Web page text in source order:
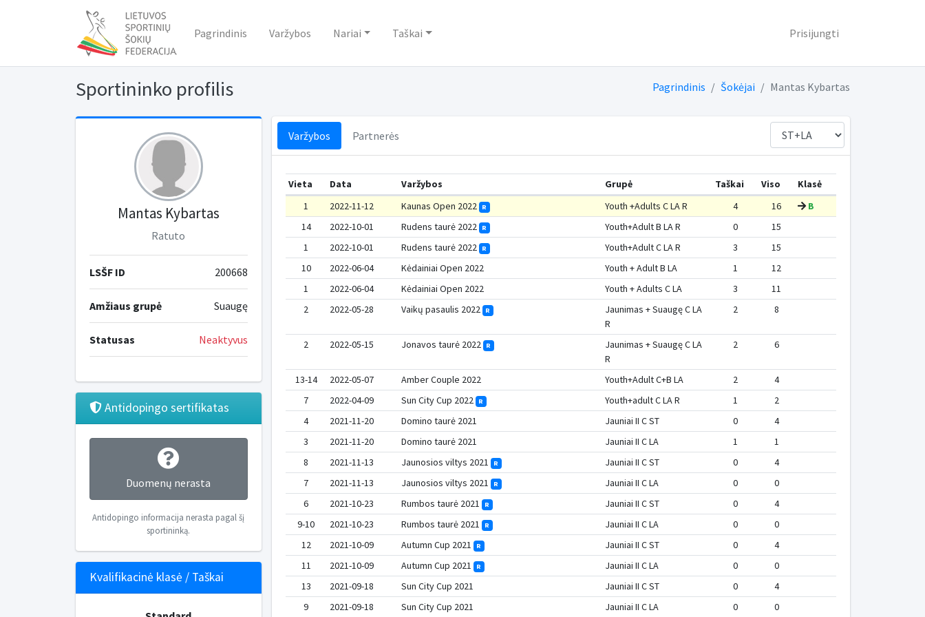
Pagrindinis Varžybos Nariai Taškai Prisijungti
Sportininko profilis Pagrindinis Šokėjai Mantas Kybartas
Mantas Kybartas
Ratuto
LSŠF ID 200668
Amžiaus grupė Suaugę
Statusas Neaktyvus
Antidopingo sertifikatas
Duomenų nerasta
Antidopingo informacija nerasta pagal šį
sportininką.
Kvalifikacinė klasė / Taškai
Varžybos Partnerės
Vieta Data Varžybos Grupė Taškai Viso
Klasė
1
2022-11-12 Kaunas Open 2022 R Youth +Adults C LA R 4 16
B
14
2022-10-01 Rudens taurė 2022 R Youth+Adult B LA R 0
15
1
2022-10-01 Rudens taurė 2022 R Youth+Adult C LA R 3
15
10
2022-06-04 Kėdainiai Open 2022 Youth + Adult B LA 1
12
1
2022-06-04 Kėdainiai Open 2022 Youth + Adults C LA 3
11
2
2022-05-28 Vaikų pasaulis 2022 R
Jaunimas + Suaugę C LA
R
2 8
2 2022-05-15 Jonavos taurė 2022 R
Jaunimas + Suaugę C LA
R
2 6
13-14 2022-05-07 Amber Couple 2022 Youth+Adult C+B LA 2
4
7
2022-04-09 Sun City Cup 2022 R Youth+adult C LA R 1
2
4
2021-11-20 Domino taurė 2021 Jauniai II C ST 0
4
3
2021-11-20 Domino taurė 2021 Jauniai II C LA 1
1
8
2021-11-13 Jaunosios viltys 2021 R Jauniai II C ST 0
4
7
2021-11-13 Jaunosios viltys 2021 R Jauniai II C LA 0
0
6
2021-10-23 Rumbos taurė 2021 R Jauniai II C ST 0
4
9-10
2021-10-23 Rumbos taurė 2021 R Jauniai II C LA 0
0
12
2021-10-09 Autumn Cup 2021 R Jauniai II C ST 0
4
11
2021-10-09 Autumn Cup 2021 R Jauniai II C LA 0
0
13
2021-09-18 Sun City Cup 2021 Jauniai II C ST 0
4
9
2021-09-18 Sun City Cup 2021 Jauniai II C LA 0 0